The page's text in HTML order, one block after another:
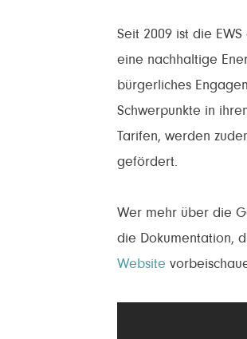
Seit 2009 ist die
eine nachhaltige
bürgerliches
Schwerpunkte in
Tarifen, werden
gefördert.
Wer mehr über die
die Dokumentation,
Website